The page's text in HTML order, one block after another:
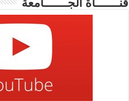
قنـــــــاة الجـــــــامعة